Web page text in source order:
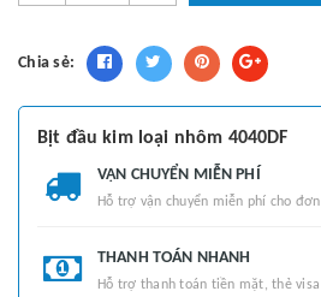
Chia sẻ:
Bịt đầu kim loại nhôm 4040DF
VẬN CHUYỂN MIỄN PHÍ
Hỗ trợ vận chuyển miễn phí cho
THANH TOÁN NHANH
Hỗ trợ thanh toán tiền mặt, thẻ